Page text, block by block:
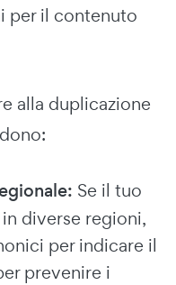
per il contenuto
alla duplicazione
Se il tuo
diverse regioni,
per indicare il
prevenire i